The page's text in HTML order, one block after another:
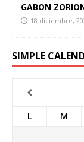
GABON
18 diciembre,
SIMPLE
L M